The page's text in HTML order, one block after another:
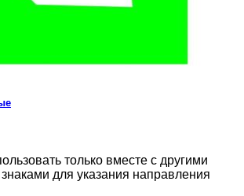
только вместе с другими
для указания направления